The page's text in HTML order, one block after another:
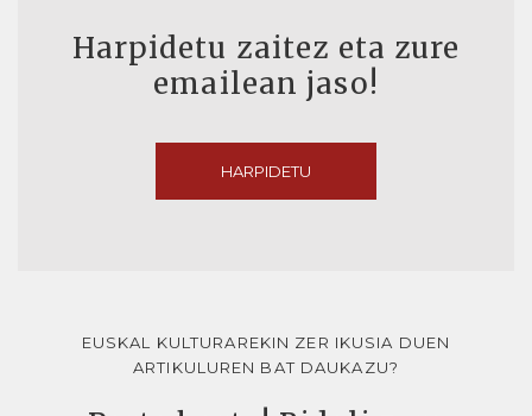
Harpidetu zaitez eta zure
emailean jaso!
HARPIDETU
EUSKAL KULTURAREKIN ZER IKUSIA DUEN
ARTIKULUREN BAT DAUKAZU?